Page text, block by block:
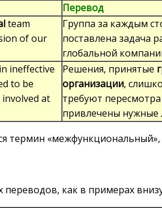
Перевод
team
of our
Группа за каждым
поставлена задача
глобальной
ineffective
to be
at
Решения, принятые
организации,
требуют
привлечены нужные
термин
как в примерах